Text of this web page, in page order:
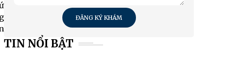
ĐĂNG KÝ KHÁM
TIN NỔI BẬT